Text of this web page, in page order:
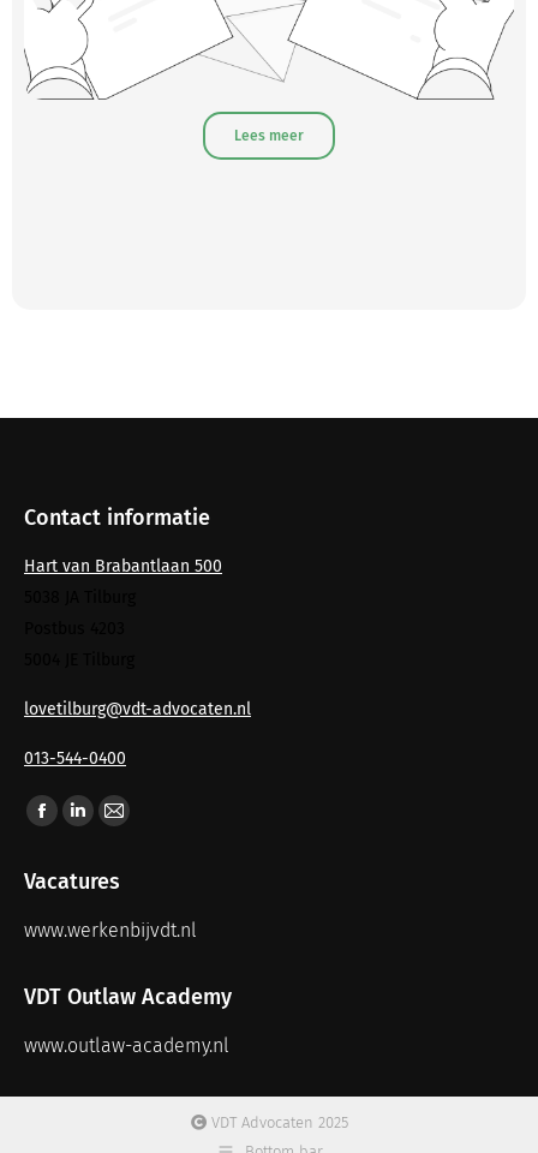
Lees meer
Contact informatie
Hart van Brabantlaan 500
lovetilburg@vdt-advocaten.nl
013-544-0400
Vind ons op:
Vacatures
www.werkenbijvdt.nl
VDT Outlaw Academy
www.outlaw-academy.nl
VDT Advocaten 2025